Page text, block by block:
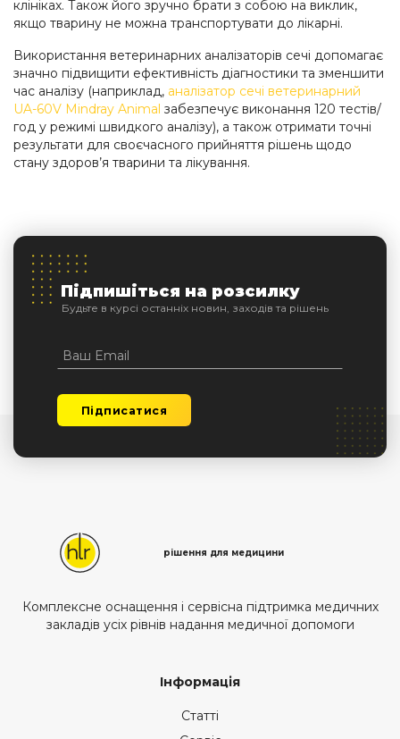
клініках. Також його зручно брати з собою на виклик,
якщо тварину не можна транспортувати до лікарні.
Використання ветеринарних аналізаторів сечі допомагає
значно підвищити ефективність діагностики та зменшити
час аналізу (наприклад, аналізатор сечі ветеринарний
UA-60V Mindray Animal забезпечує виконання 120 тестів/
год у режимі швидкого аналізу), а також отримати точні
результати для своєчасного прийняття рішень щодо
стану здоров’я тварини та лікування.
Підпишіться на розсилку
Будьте в курсі останніх новин, заходів та рішень
Підписатися
рішення для медицини
Комплексне оснащення і сервісна підтримка медичних
закладів усіх рівнів надання медичної допомоги
Інформація
Статті